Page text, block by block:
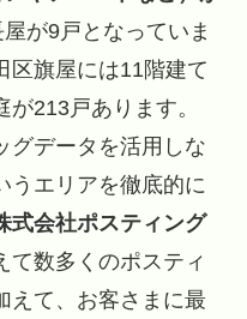
が9戸となっていま
区旗屋には11階建て
213戸あります。
グデータを活用しな
うエリアを徹底的に
式会社ポスティング
て数多くのポスティ
えて、お客さまに最